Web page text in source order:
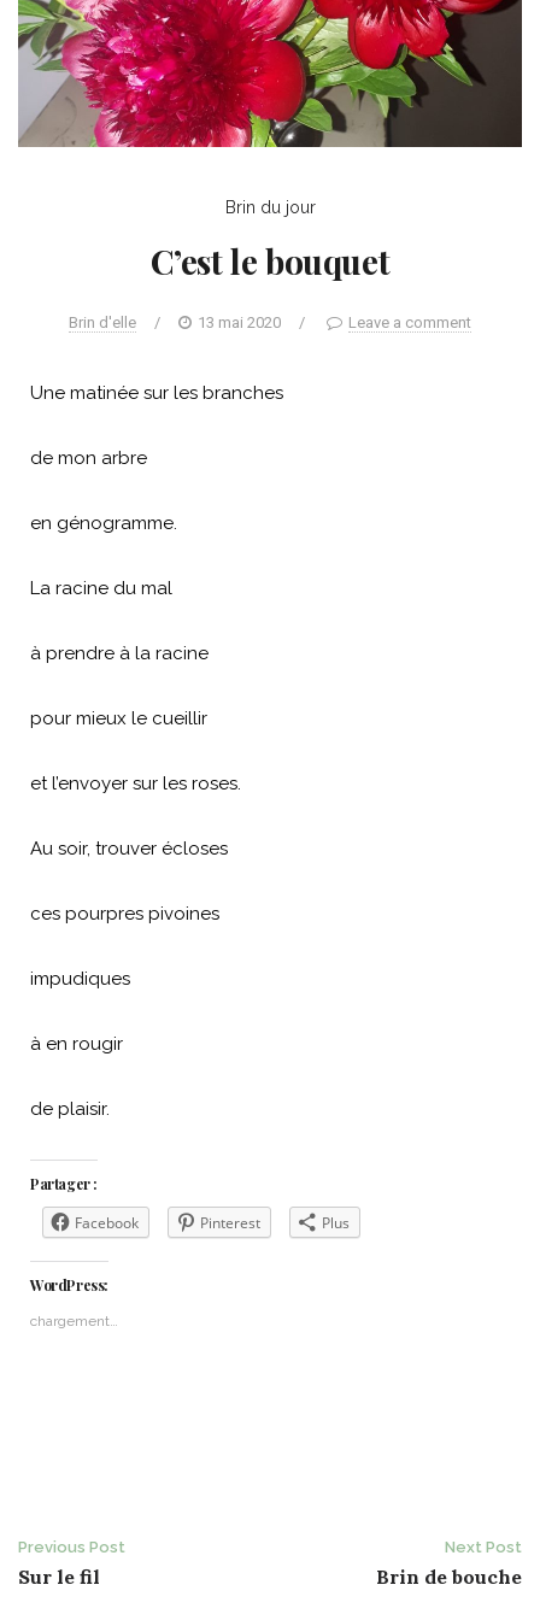
Brin du jour
C’est le bouquet
Brin d'elle / 13 mai 2020 / Leave a comment
Une matinée sur les branches
de mon arbre
en génogramme.
La racine du mal
à prendre à la racine
pour mieux le cueillir
et l’envoyer sur les roses.
Au soir, trouver écloses
ces pourpres pivoines
impudiques
à en rougir
de plaisir.
Partager :
Facebook Pinterest Plus
WordPress:
chargement…
Post
Previous Post
Sur le fil
Next Post
Brin de bouche